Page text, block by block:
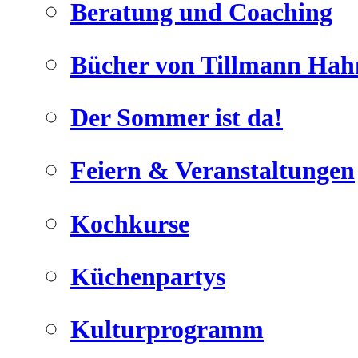
keine sind.
Ein Potpourrie professioneller Rezepte.
Für Liebhaber der einfachen und
immer mit der besonderen Note.
Beratung und Coaching
Bücher von Tillmann
Der Sommer ist da!
Feiern & Veranstaltungen
Kochkurse
Küchenpartys
Kulturprogramm